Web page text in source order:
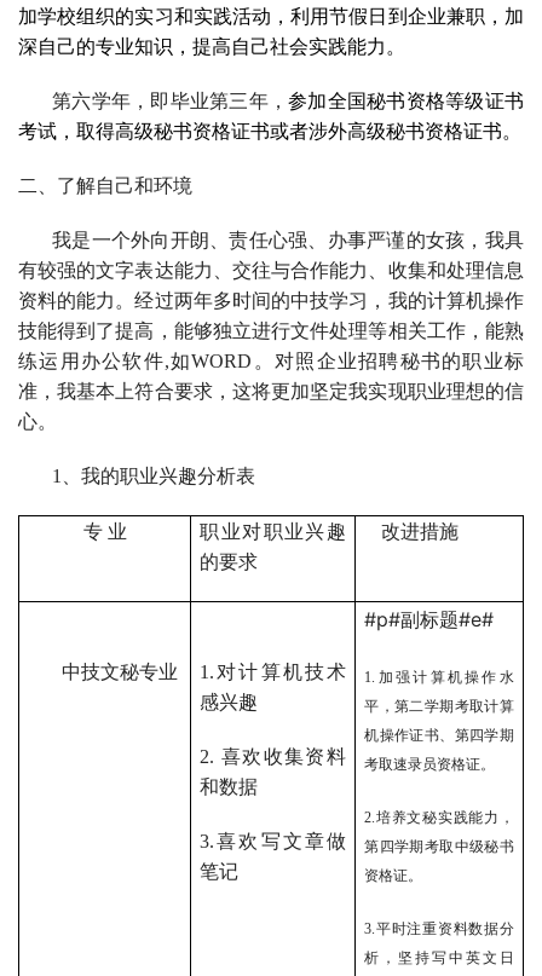
加学校组织的实习和实践活动，利用节假日到企业兼职，加
深自己的专业知识，提高自己社会实践能力。
第六学年，即毕业第三年，参加全国秘书资格等级证书
考试，取得高级秘书资格证书或者涉外高级秘书资格证书。
二、了解自己和环境
我是一个外向开朗、责任心强、办事严谨的女孩，我具
有较强的文字表达能力、交往与合作能力、收集和处理信息
资料的能力。经过两年多时间的中技学习，我的计算机操作
技能得到了提高，能够独立进行文件处理等相关工作，能熟
练运用办公软件,如WORD 。对照企业招聘秘书的职业标
准，我基本上符合要求，这将更加坚定我实现职业理想的信
心。
1 、我的职业兴趣分析表
专 业
职业对职业兴趣
的要求
改进措施
中技文秘专业 1. 对计算机技术
感兴趣
2. 喜欢收集资料
和数据
3.喜欢写文章做
笔记
#p#副标题#e#
1. 加强计算机操作水
平，第二学期考取计算
机操作证书、第四学期
考取速录员资格证。
2. 培养文秘实践能力，
第四学期考取中级秘书
资格证。
3. 平时注重资料数据分
析，坚持写中英文日